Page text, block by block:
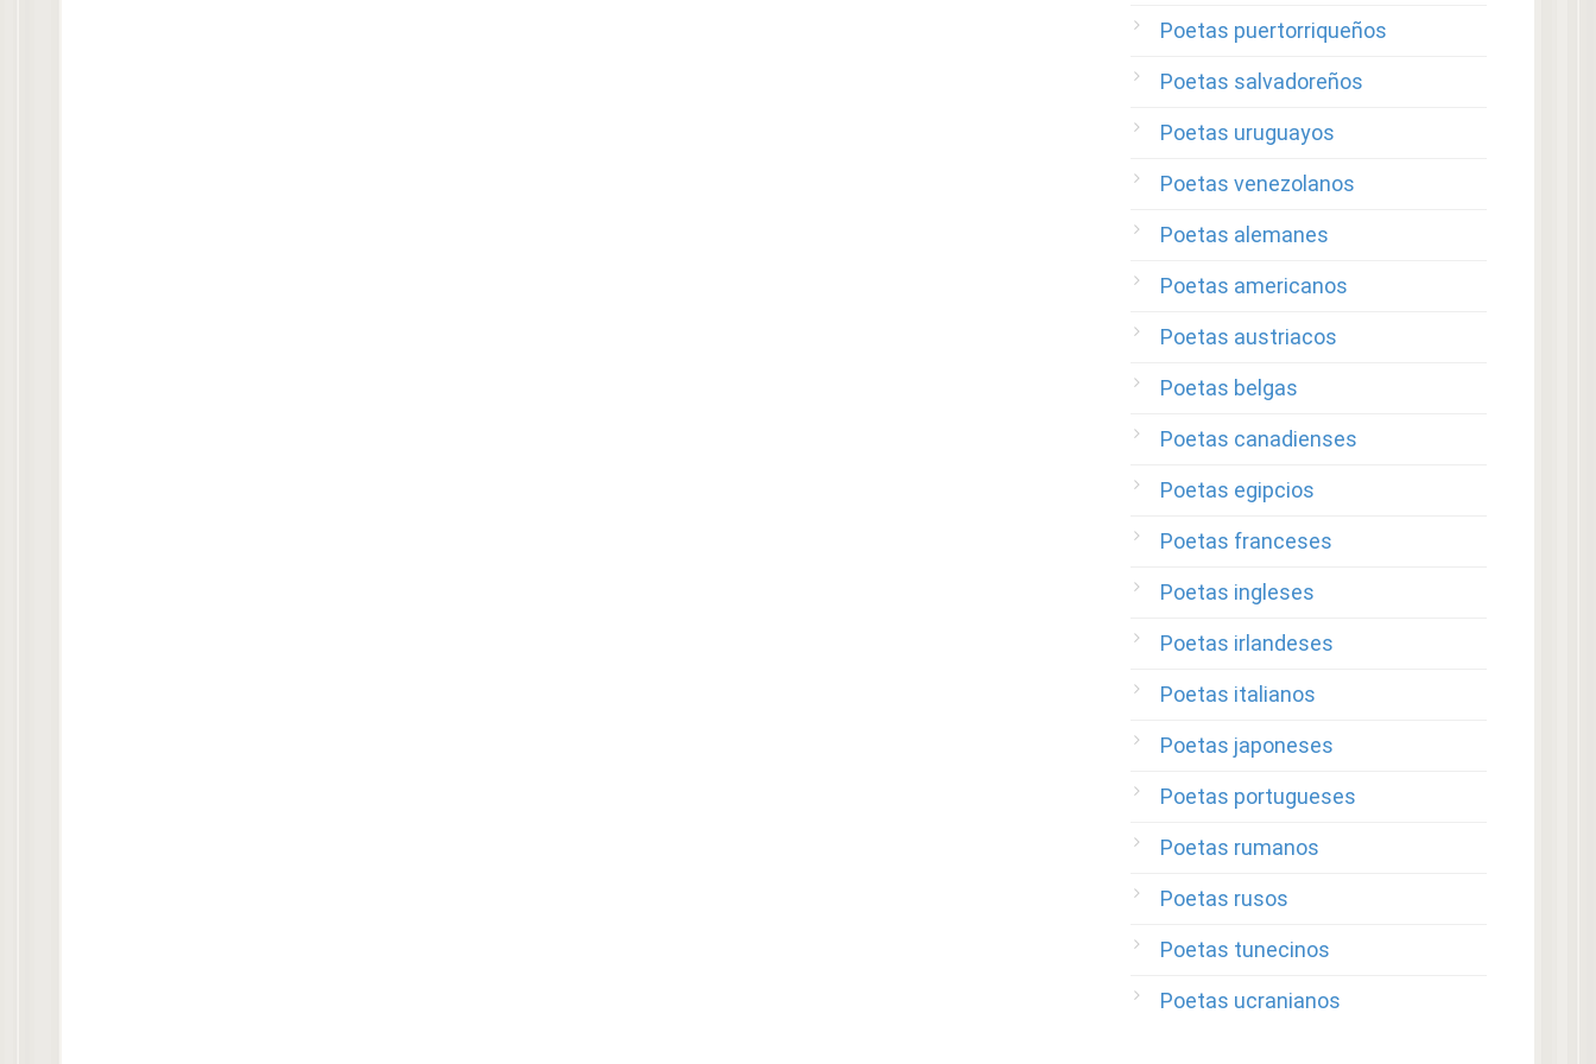
Poetas puertorriqueños
Poetas salvadoreños
Poetas uruguayos
Poetas venezolanos
Poetas alemanes
Poetas americanos
Poetas austriacos
Poetas belgas
Poetas canadienses
Poetas egipcios
Poetas franceses
Poetas ingleses
Poetas irlandeses
Poetas italianos
Poetas japoneses
Poetas portugueses
Poetas rumanos
Poetas rusos
Poetas tunecinos
Poetas ucranianos